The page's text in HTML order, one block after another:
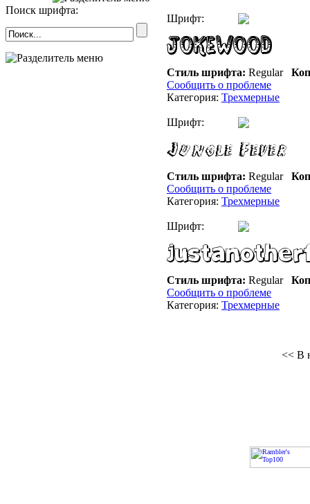
Поиск шрифта:
Шрифт:
Стиль шрифта: Regular
Сообщить о проблеме
Категория: Трехмерные
Шрифт:
Стиль шрифта: Regular
Сообщить о проблеме
Категория: Трехмерные
Шрифт:
Стиль шрифта: Regular
Сообщить о проблеме
Категория: Трехмерные
<< В